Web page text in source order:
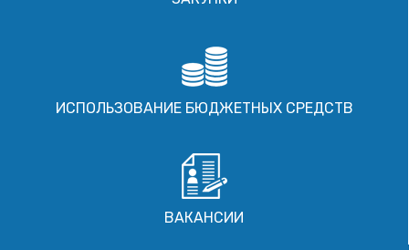
ИСПОЛЬЗОВАНИЕ БЮДЖЕТНЫХ СРЕДСТВ
ВАКАНСИИ